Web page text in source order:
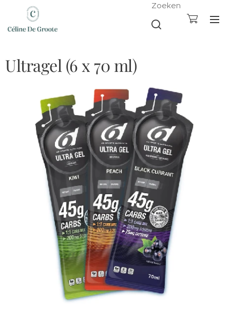
Zoeken
Ultragel (6 x 70 ml)